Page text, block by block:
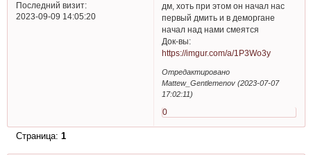
Последний визит:
2023-09-09 14:05:20
дм, хоть при этом он начал нас
первый дмить и в деморгане
начал над нами смеятся
Док-вы:
https://imgur.com/a/1P3Wo3y
Отредактировано
Mattew_Gentlemenov (2023-07-07
17:02:11)
0
Страница: 1